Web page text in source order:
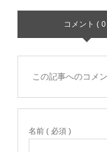
コメント ( 0
この記事へのコメ
名前 ( 必須 )